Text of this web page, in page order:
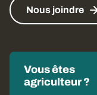
Nous joindre
Vous êtes
agriculteur ?